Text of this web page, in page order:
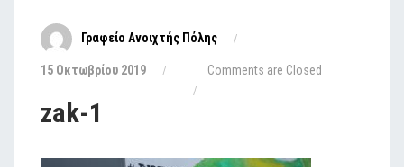
Γραφείο Ανοιχτής Πόλης
15 Οκτωβρίου 2019 Comments are Closed
zak-1